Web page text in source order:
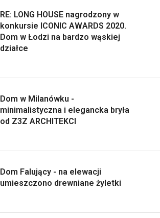
RE: LONG HOUSE nagrodzony w
konkursie ICONIC AWARDS 2020.
Dom w Łodzi na bardzo wąskiej
działce
Dom w Milanówku -
minimalistyczna i elegancka bryła
od Z3Z ARCHITEKCI
Dom Falujący - na elewacji
umieszczono drewniane żyletki